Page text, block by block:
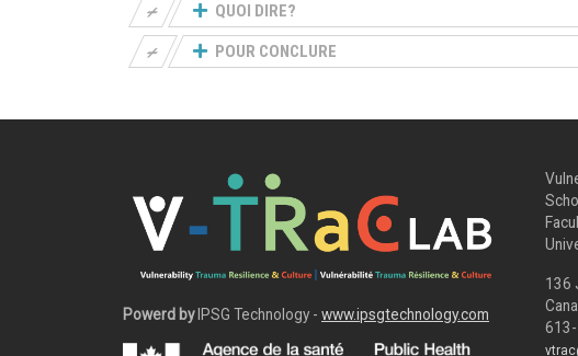
QUOI DIRE?
POUR CONCLURE
Powerd byIPSG Technology - www.ipsgtechnology.com
136